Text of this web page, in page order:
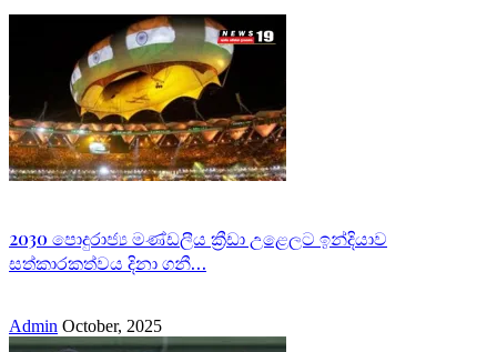
2030 පොදුරාජ්‍ය මණ්ඩලීය ක්‍රීඩා උළෙලට ඉන්දියාව
සත්කාරකත්වය දිනා ගනී…
Admin October, 2025